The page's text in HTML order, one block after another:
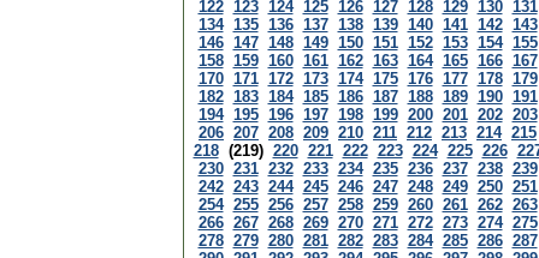
122 123 124 125 126 127 128 129 130 131
134 135 136 137 138 139 140 141 142 143
146 147 148 149 150 151 152 153 154 155
158 159 160 161 162 163 164 165 166 167
170 171 172 173 174 175 176 177 178 179
182 183 184 185 186 187 188 189 190 191
194 195 196 197 198 199 200 201 202 203
206 207 208 209 210 211 212 213 214 215
218 (219) 220 221 222 223 224 225 226
230 231 232 233 234 235 236 237 238 239
242 243 244 245 246 247 248 249 250 251
254 255 256 257 258 259 260 261 262 263
266 267 268 269 270 271 272 273 274 275
278 279 280 281 282 283 284 285 286 287